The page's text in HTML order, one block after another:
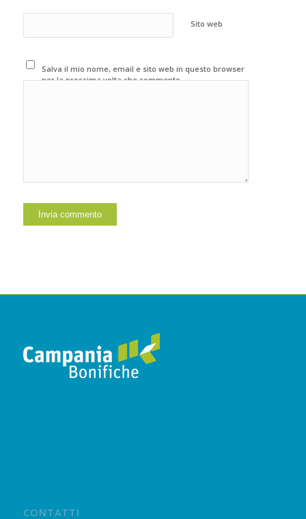
Sito web
Salva il mio nome, email e sito web in questo browser
per la prossima volta che commento.
CONTATTI